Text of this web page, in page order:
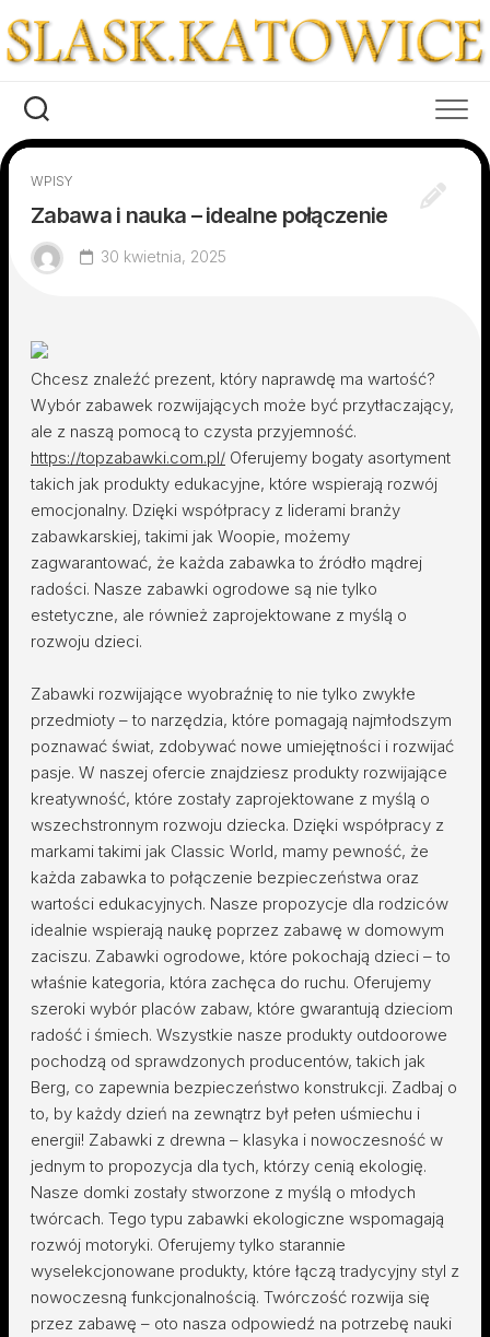
to
content
WPISY
Zabawa i nauka – idealne połączenie
30 kwietnia, 2025
Chcesz znaleźć prezent, który naprawdę ma wartość?
Wybór zabawek rozwijających może być przytłaczający,
ale z naszą pomocą to czysta przyjemność.
https://topzabawki.com.pl/ Oferujemy bogaty asortyment
takich jak produkty edukacyjne, które wspierają rozwój
emocjonalny. Dzięki współpracy z liderami branży
zabawkarskiej, takimi jak Woopie, możemy
zagwarantować, że każda zabawka to źródło mądrej
radości. Nasze zabawki ogrodowe są nie tylko
estetyczne, ale również zaprojektowane z myślą o
rozwoju dzieci.
Zabawki rozwijające wyobraźnię to nie tylko zwykłe
przedmioty – to narzędzia, które pomagają najmłodszym
poznawać świat, zdobywać nowe umiejętności i rozwijać
pasje. W naszej ofercie znajdziesz produkty rozwijające
kreatywność, które zostały zaprojektowane z myślą o
wszechstronnym rozwoju dziecka. Dzięki współpracy z
markami takimi jak Classic World, mamy pewność, że
każda zabawka to połączenie bezpieczeństwa oraz
wartości edukacyjnych. Nasze propozycje dla rodziców
idealnie wspierają naukę poprzez zabawę w domowym
zaciszu. Zabawki ogrodowe, które pokochają dzieci – to
właśnie kategoria, która zachęca do ruchu. Oferujemy
szeroki wybór placów zabaw, które gwarantują dzieciom
radość i śmiech. Wszystkie nasze produkty outdoorowe
pochodzą od sprawdzonych producentów, takich jak
Berg, co zapewnia bezpieczeństwo konstrukcji. Zadbaj o
to, by każdy dzień na zewnątrz był pełen uśmiechu i
energii! Zabawki z drewna – klasyka i nowoczesność w
jednym to propozycja dla tych, którzy cenią ekologię.
Nasze domki zostały stworzone z myślą o młodych
twórcach. Tego typu zabawki ekologiczne wspomagają
rozwój motoryki. Oferujemy tylko starannie
wyselekcjonowane produkty, które łączą tradycyjny styl z
nowoczesną funkcjonalnością. Twórczość rozwija się
przez zabawę – oto nasza odpowiedź na potrzebę nauki